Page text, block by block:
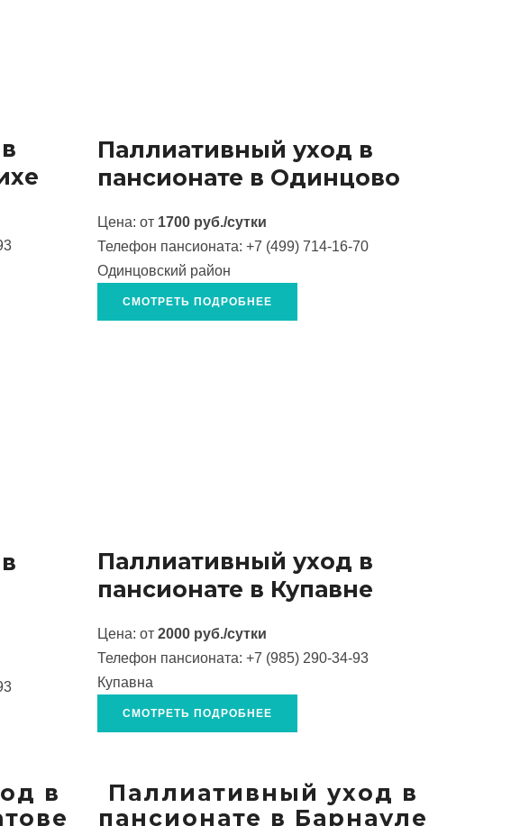
Паллиативный уход в
пансионате в Одинцово
Цена: от 1700 руб./сутки
Телефон пансионата:+7 (499) 714-16-70
Одинцовский район
СМОТРЕТЬ ПОДРОБНЕЕ
Паллиативный уход в
пансионате в Купавне
Цена: от2000 руб./сутки
Телефон пансионата:+7 (985) 290-34-93
Купавна
СМОТРЕТЬ ПОДРОБНЕЕ
в
Паллиативный уход в
пансионате в Барнауле